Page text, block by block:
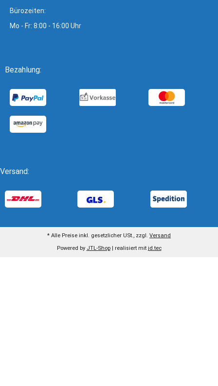
Bürozeiten:
Mo - Fr: 8:00 - 16:00 Uhr
Bezahlung:
Versand:
* Alle Preise inkl. gesetzlicher USt., zzgl. Versand
Powered by JTL-Shop | realisiert mit jd.tec